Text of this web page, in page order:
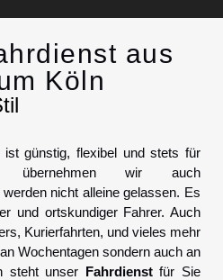
aus
Köln
ist günstig, flexibel und stets für
wir auch
nicht alleine gelassen. Es
und ortskundiger Fahrer. Auch
Kurierfahrten, und vieles mehr
Wochentagen sondern auch an
steht unser Fahrdienstfür Sie